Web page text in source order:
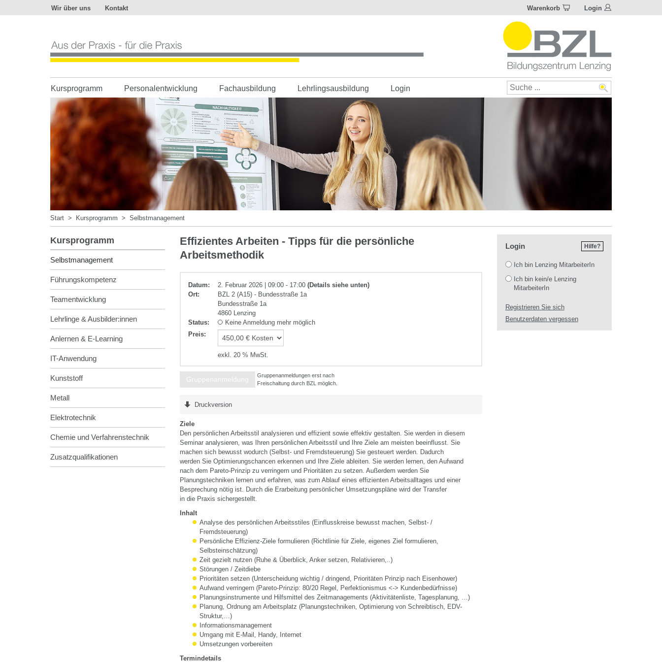
Wir über uns Kontakt Warenkorb Login
der
Praxis
-
die
Praxis
Kursprogramm Personalentwicklung Fachausbildung Lehrlingsausbildung Login
Start > Kursprogramm > Selbstmanagement
Kursprogramm
Selbstmanagement
Führungskompetenz
Teamentwicklung
Lehrlinge & Ausbilder:innen
Anlernen & E-Learning
IT-Anwendung
Kunststoff
Metall
Elektrotechnik
Chemie und Verfahrenstechnik
Zusatzqualifikationen
Selbstmanagement
Effizientes Arbeiten - Tipps für die persönliche
Arbeitsmethodik
Datum: 2. Februar 2026 | 09:00 - 17:00(Details siehe unten)
Ort:
BZL 2 (A15) - Bundesstraße 1a
Bundesstraße 1a
4860 Lenzing
Status:
Keine Anmeldung mehr möglich
Preis:
exkl. 20 % MwSt.
Gruppenanmeldung
Gruppenanmeldungen erst nach
Freischaltung durch BZL möglich.
Druckversion
Ziele
Den persönlichen Arbeitsstil analysieren und effizient sowie effektiv gestalten. Sie werden in diesem
Seminar analysieren, was Ihren persönlichen Arbeitsstil und Ihre Ziele am meisten beeinflusst. Sie
machen sich bewusst wodurch (Selbst- und Fremdsteuerung) Sie gesteuert werden. Dadurch
werden Sie Optimierungschancen erkennen und Ihre Ziele ableiten. Sie werden lernen, den Aufwand
nach dem Pareto-Prinzip zu verringern und Prioritäten zu setzen. Außerdem werden Sie
Planungstechniken lernen und erfahren, was zum Ablauf eines effizienten Arbeitsalltages und einer
Besprechung nötig ist. Durch die Erarbeitung persönlicher Umsetzungspläne wird der Transfer
in die Praxis sichergestellt.
Inhalt
Analyse des persönlichen Arbeitsstiles (Einflusskreise bewusst machen, Selbst- /
Fremdsteuerung)
Persönliche Effizienz-Ziele formulieren (Richtlinie für Ziele, eigenes Ziel formulieren,
Selbsteinschätzung)
Zeit gezielt nutzen (Ruhe & Überblick, Anker setzen, Relativieren,..)
Störungen / Zeitdiebe
Prioritäten setzen (Unterscheidung wichtig / dringend, Prioritäten Prinzip nach Eisenhower)
Aufwand verringern (Pareto-Prinzip: 80/20 Regel, Perfektionismus <-> Kundenbedürfnisse)
Planungsinstrumente und Hilfsmittel des Zeitmanagements (Aktivitätenliste, Tagesplanung, …)
Planung, Ordnung am Arbeitsplatz (Planungstechniken, Optimierung von Schreibtisch, EDV-
Struktur,…)
Informationsmanagement
Umgang mit E-Mail, Handy, Internet
Umsetzungen vorbereiten
Termindetails
Hilfe?
Login
Ich bin Lenzing MitarbeiterIn
Ich bin kein/e Lenzing
MitarbeiterIn
Registrieren Sie sich
Benutzerdaten vergessen